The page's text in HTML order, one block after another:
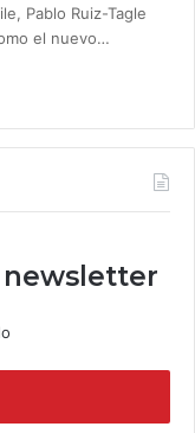
Pablo Ruiz-Tagle
el nuevo…
newsletter